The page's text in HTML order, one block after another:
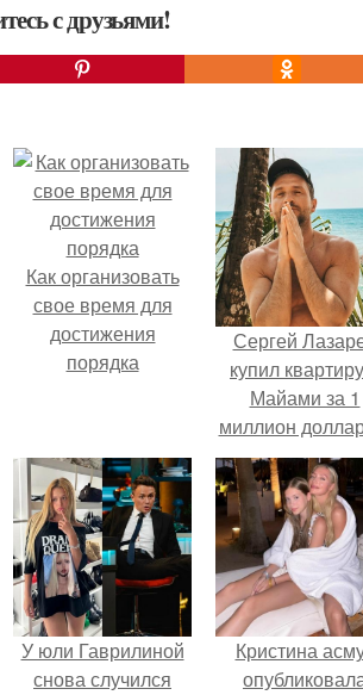
с друзьями!
Как организовать
свое время для
достижения
порядка
Сергей
купил
Майами за 1
миллион
У юли Гаврилиной
снова случился
Кристина